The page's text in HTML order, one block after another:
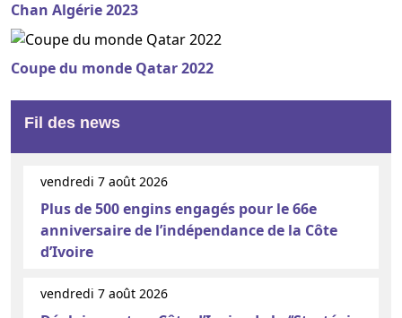
Chan Algérie 2023
Coupe du monde Qatar 2022
Fil des news
vendredi 7 août 2026
Plus de 500 engins engagés pour le 66e
anniversaire de l’indépendance de la Côte
d’Ivoire
vendredi 7 août 2026